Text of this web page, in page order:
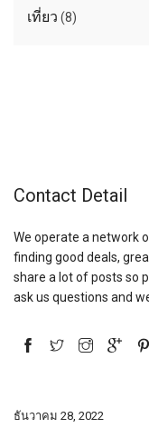
เที่ยว (8)
Contact Detail
We operate a network
finding good deals,
share a lot of posts so
ask us questions and
ธันวาคม 28, 2022